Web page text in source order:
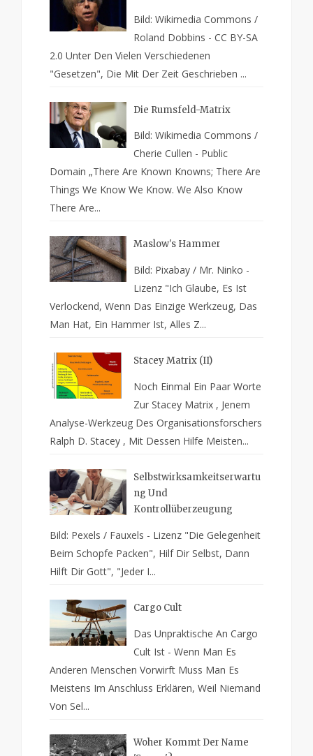
Bild: Wikimedia Commons /
Roland Dobbins - CC BY-SA
2.0 Unter Den Vielen Verschiedenen
"Gesetzen", Die Mit Der Zeit Geschrieben ...
Die Rumsfeld-Matrix
Bild: Wikimedia Commons /
Cherie Cullen - Public
Domain „There Are Known Knowns; There Are
Things We Know We Know. We Also Know
There Are...
Maslow's Hammer
Bild: Pixabay / Mr. Ninko -
Lizenz "Ich Glaube, Es Ist
Verlockend, Wenn Das Einzige Werkzeug, Das
Man Hat, Ein Hammer Ist, Alles Z...
Stacey Matrix (II)
Noch Einmal Ein Paar Worte
Zur Stacey Matrix , Jenem
Analyse-Werkzeug Des Organisationsforschers
Ralph D. Stacey , Mit Dessen Hilfe Meisten...
Selbstwirksamkeitserwartu
Ng Und
Kontrollüberzeugung
Bild: Pexels / Fauxels - Lizenz "Die Gelegenheit
Beim Schopfe Packen", Hilf Dir Selbst, Dann
Hilft Dir Gott", "Jeder I...
Cargo Cult
Das Unpraktische An Cargo
Cult Ist - Wenn Man Es
Anderen Menschen Vorwirft Muss Man Es
Meistens Im Anschluss Erklären, Weil Niemand
Von Sel...
Woher Kommt Der Name